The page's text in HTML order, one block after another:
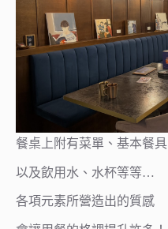
餐桌上附有菜單、基本餐具
以及飲用水、水杯等等…
各項元素所營造出的質感